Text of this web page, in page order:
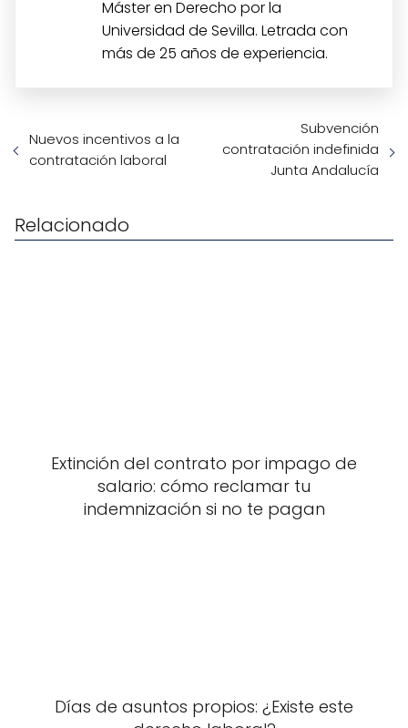
Máster en Derecho por la
Universidad de Sevilla. Letrada con
más de 25 años de experiencia.
Nuevos incentivos a la
contratación laboral
Subvención
contratación indefinida
Junta Andalucía
Relacionado
Extinción del contrato por impago de
salario: cómo reclamar tu
indemnización si no te pagan
Días de asuntos propios: ¿Existe este